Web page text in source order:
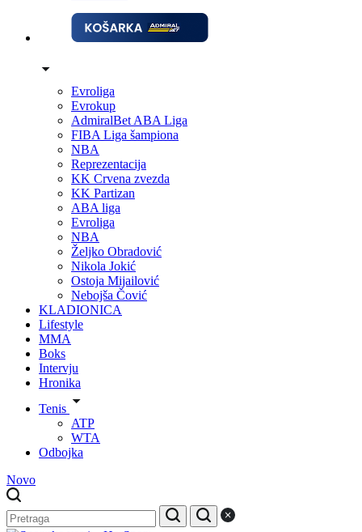
Evroliga
Evrokup
AdmiralBet ABA Liga
FIBA Liga šampiona
NBA
Reprezentacija
KK Crvena zvezda
KK Partizan
ABA liga
Evroliga
NBA
Željko Obradović
Nikola Jokić
Ostoja Mijailović
Nebojša Čović
KLADIONICA
Lifestyle
MMA
Boks
Intervju
Hronika
Tenis
ATP
WTA
Odbojka
Novo